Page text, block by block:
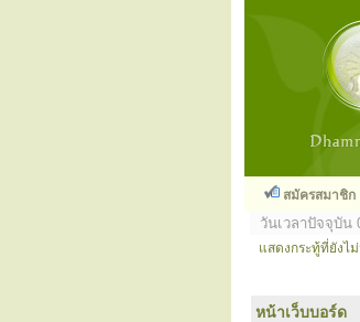
สมัครสมาชิก
วันเวลาปัจจุบัน
แสดงกระทู้ที่ยังไ
หน้าเว็บบอร์ด